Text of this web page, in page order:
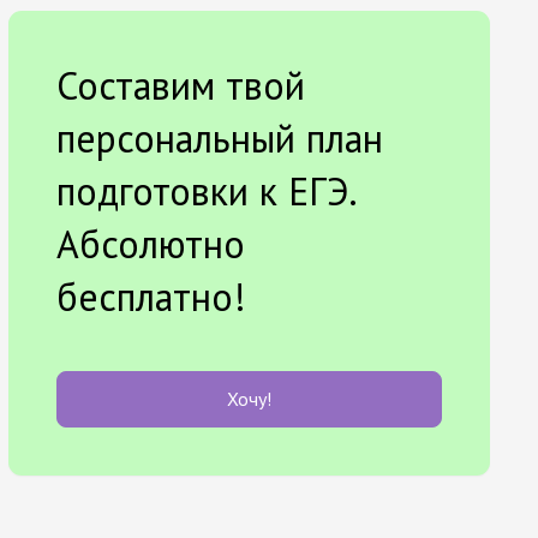
Составим твой
персональный план
подготовки к ЕГЭ.
Абсолютно
бесплатно!
Хочу!